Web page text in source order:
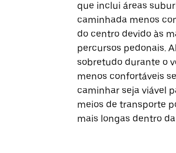
que inclui áreas
caminhada menos
do centro devido às
percursos pedonais.
sobretudo durante o
menos confortáveis
caminhar seja viável
meios de transporte
mais longas dentro